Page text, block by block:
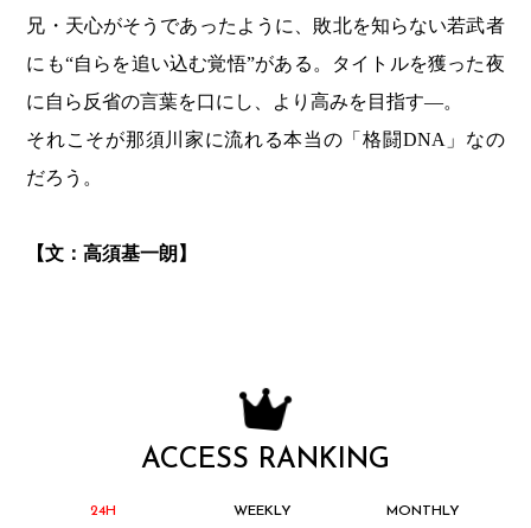
兄・天心がそうであったように、敗北を知らない若武者
にも“自らを追い込む覚悟”がある。タイトルを獲った夜
に自ら反省の言葉を口にし、より高みを目指す—。
それこそが那須川家に流れる本当の「格闘DNA」なの
だろう。
【文：高須基一朗】
ACCESS RANKING
24H WEEKLY MONTHLY